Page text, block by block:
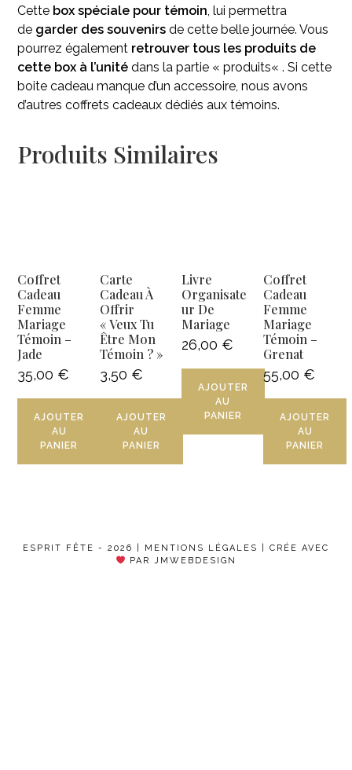
Cette box spéciale pour témoin , lui permettra
de garder des souvenirs de cette belle journée. Vous
pourrez également retrouver tous les produits de
cette box à l’unité dans la partie «produits« . Si cette
boite cadeau manque d’un accessoire, nous avons
d’autrescoffrets cadeaux dédiés aux témoins.
Produits Similaires
Coffret
Cadeau
Femme
Mariage
Témoin –
Jade
35,00 €
AJOUTER
AU
PANIER
Carte
Cadeau À
Offrir
« Veux Tu
Être Mon
Témoin ? »
3,50 €
AJOUTER
AU
PANIER
Livre
Organisate
Ur De
Mariage
26,00 €
AJOUTER
AU
PANIER
Coffret
Cadeau
Femme
Mariage
Témoin –
Grenat
55,00 €
AJOUTER
AU
PANIER
ESPRIT FÊTE - 2026 | MENTIONS LÉGALES
| CRÉE AVEC
PAR JMWEBDESIGN